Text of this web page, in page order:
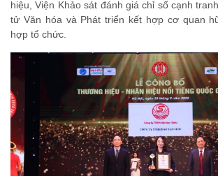
hiệu, Viện Khảo sát đánh giá chỉ số cạnh
tử Văn hóa và Phát triển kết hợp cơ quan
hợp tổ chức.